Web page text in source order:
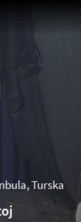
Turska